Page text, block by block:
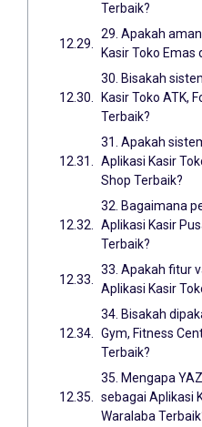
Terbaik?
29. Apakah
Kasir Toko Emas
30. Bisakah
Kasir Toko ATK,
Terbaik?
31. Apakah
Aplikasi Kasir
Shop Terbaik?
32. Bagaimana
Aplikasi Kasir
Terbaik?
33. Apakah fitur
Aplikasi Kasir
34. Bisakah
Gym, Fitness
Terbaik?
35. Mengapa
sebagai Aplikasi
Waralaba